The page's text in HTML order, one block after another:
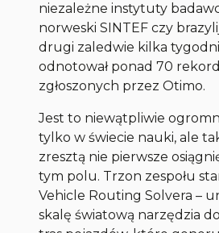
niezależne instytuty
norweski SINTEF czy
drugi zaledwie kilka
odnotował ponad 70
zgłoszonych przez Otimo.
Jest to niewątpliwie
tylko w świecie nauki, ale
zresztą nie pierwsze
tym polu. Trzon zespołu
Vehicle Routing Solvera –
skalę światową narzędzia